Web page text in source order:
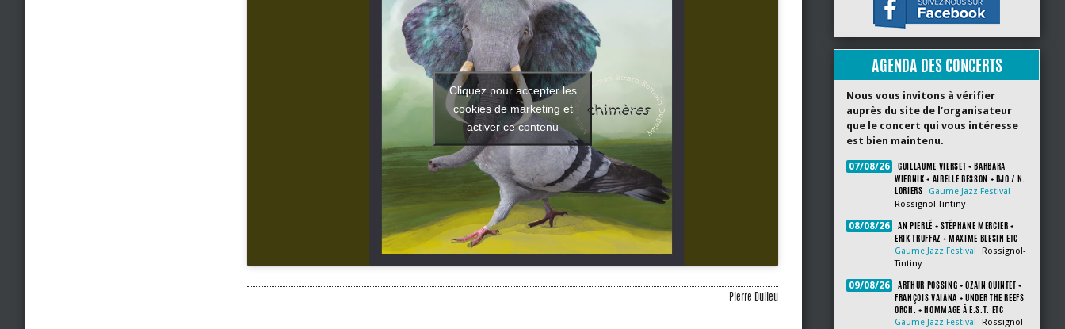
Cliquez pour accepter les
cookies de marketing et
activer ce contenu
Pierre Dulieu
AGENDA DES CONCERTS
Nous vous invitons à vérifier
auprès du site de l’organisateur
que le concert qui vous intéresse
est bien maintenu.
07/08/26
GUILLAUME VIERSET + BARBARA
WIERNIK + AIRELLE BESSON + BJO / N.
LORIERS
Gaume Jazz Festival
Rossignol-Tintiny
08/08/26
AN PIERLÉ + STÉPHANE MERCIER +
ERIK TRUFFAZ + MAXIME BLESIN ETC
Gaume Jazz Festival
Rossignol-
Tintiny
09/08/26
ARTHUR POSSING + OZAIN QUINTET +
FRANÇOIS VAIANA + UNDER THE REEFS
ORCH. + HOMMAGE À E.S.T. ETC
Gaume Jazz Festival
Rossignol-